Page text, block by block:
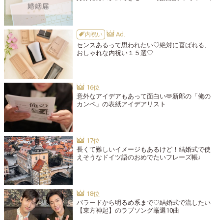
内祝い
センスあるって思われたい♡絶対に喜ばれる、
おしゃれな内祝い１５選♡
意外なアイデアもあって面白い🫶新郎の「俺の
カンペ」の表紙アイデアリスト
長くて難しいイメージもあるけど！結婚式で使
えそうなドイツ語のおめでたいフレーズ帳♩
バラードから明るめ系まで♡結婚式で流したい
【東方神起】のラブソング厳選10曲